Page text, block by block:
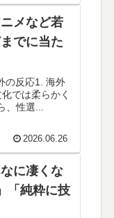
の突然変異
ていたと話
のか（ブル
のミジオロ
クリ仰天！
メなど若
でに当た
の反応1. 海外
では柔らかく
、性選...
2026.06.26
に凄くな
「純粋に技